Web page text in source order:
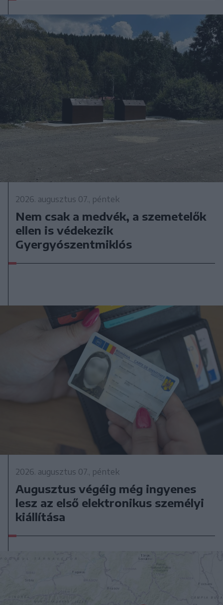
2026. augusztus 07., péntek
Nem csak a medvék, a szemetelők
ellen is védekezik
Gyergyószentmiklós
2026. augusztus 07., péntek
Augusztus végéig még ingyenes
lesz az első elektronikus személyi
kiállítása